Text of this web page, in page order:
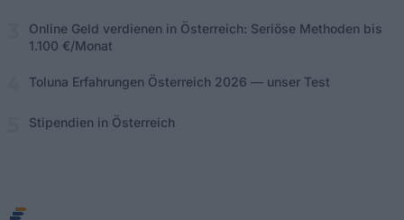
Online Geld verdienen in Österreich: Seriöse Methoden bis
1.100 €/Monat
Toluna Erfahrungen Österreich 2026 — unser Test
Stipendien in Österreich